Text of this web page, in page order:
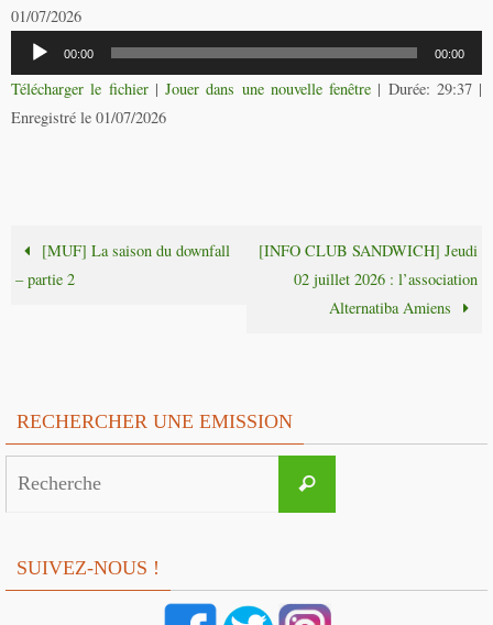
01/07/2026
Lecteur
audio
00:00 00:00
Télécharger le fichier| Jouer dans une nouvelle fenêtre | Durée: 29:37|
Enregistré le 01/07/2026
[MUF] La saison du downfall
– partie 2
[INFO CLUB SANDWICH] Jeudi
02 juillet 2026 : l’association
Alternatiba Amiens
RECHERCHER UNE EMISSION
Recherche
SUIVEZ-NOUS !